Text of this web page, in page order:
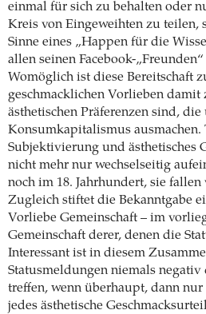
einmal für sich zu behalten oder
Kreis von Eingeweihten zu teilen,
Sinne eines „Happen für die
allen seinen Facebook-
Womöglich ist diese Bereitschaft
geschmacklichen Vorlieben damit
ästhetischen Präferenzen sind,
Konsumkapitalismus ausmachen.
Subjektivierung und ästhetisches
nicht mehr nur wechselseitig
noch im 18. Jahrhundert, sie
Zugleich stiftet die Bekanntgabe
Vorliebe Gemeinschaft – im
Gemeinschaft derer, denen die
Interessant ist in diesem
Statusmeldungen niemals
treffen, wenn überhaupt, dann
jedes ästhetische